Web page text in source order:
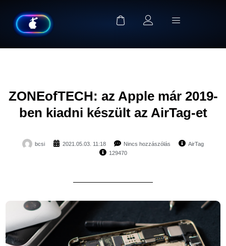
ZONEofTECH: az Apple már 2019-
ben kiadni készült az AirTag-et
bcsi 2021.05.03. 11:18 Nincs hozzászólás
AirTag
129470